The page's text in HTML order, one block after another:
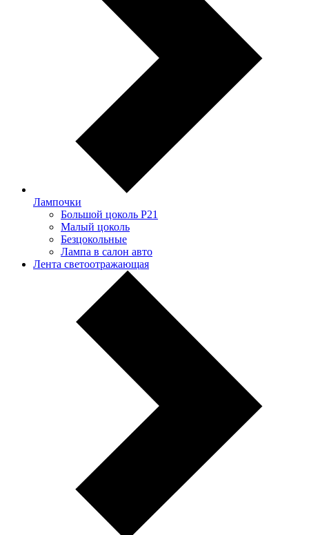
Лампочки
Большой цоколь P21
Малый цоколь
Безцокольные
Лампа в салон авто
Лента светоотражающая